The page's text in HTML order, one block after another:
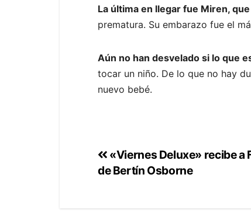
La última en llegar fue Miren,
prematura. Su embarazo fue el
Aún no han desvelado si lo que
tocar un niño. De lo que no hay
nuevo bebé.
«Viernes Deluxe» recibe
de Bertín Osborne